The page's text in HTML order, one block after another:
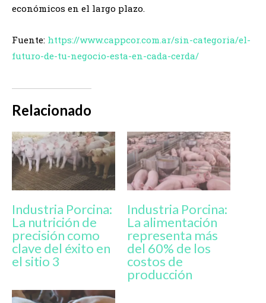
económicos en el largo plazo.
Fuente: https://www.cappcor.com.ar/sin-categoria/el-
futuro-de-tu-negocio-esta-en-cada-cerda/
Relacionado
Industria Porcina:
La nutrición de
precisión como
clave del éxito en
el sitio 3
Industria Porcina:
La alimentación
representa más
del 60% de los
costos de
producción